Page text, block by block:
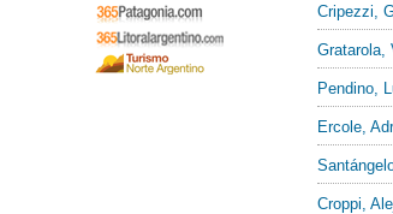
Cripezzi,
Gratarola,
Pendino,
Ercole,
Croppi,